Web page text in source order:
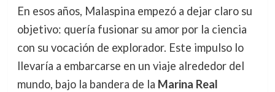
En esos años, Malaspina empezó a dejar claro su
objetivo: quería fusionar su amor por la ciencia
con su vocación de explorador. Este impulso lo
llevaría a embarcarse en un viaje alrededor del
mundo, bajo la bandera de la Marina Real